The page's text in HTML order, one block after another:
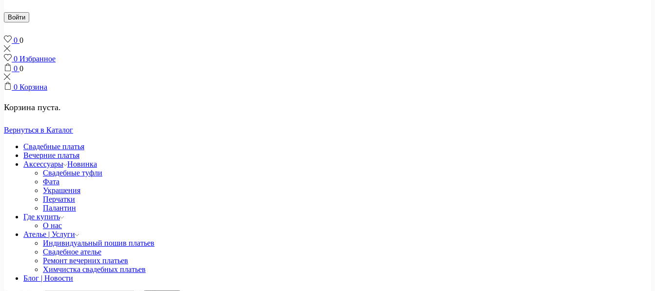
Войти
0 0
0 Избранное
0 0
0 Корзина
Корзина пуста.
Вернуться в Каталог
Свадебные платья
Вечерние платья
Аксессуары Новинка
Свадебные туфли
Фата
Украшения
Перчатки
Палантин
Где купить
О нас
Ателье | Услуги
Индивидуальный пошив платьев
Свадебное ателье
Ремонт вечерних платьев
Химчистка свадебных платьев
Блог | Новости